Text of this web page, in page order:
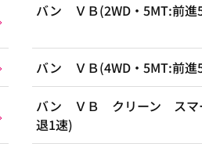
バン ＶＢ(2WD・5MT:前進
バン ＶＢ(4WD・5MT:前進
バン ＶＢ クリーン スマ
退1速)